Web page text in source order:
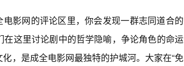
影网的评论区里，你会发现一群志同道合的
这里讨论剧中的哲学隐喻，争论角色的命运
，是成全电影网最独特的护城河。大家在“免